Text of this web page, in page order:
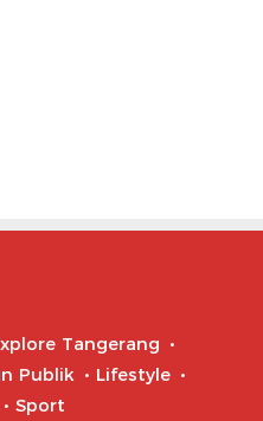
Tangerang
Publik
Lifestyle
Sport